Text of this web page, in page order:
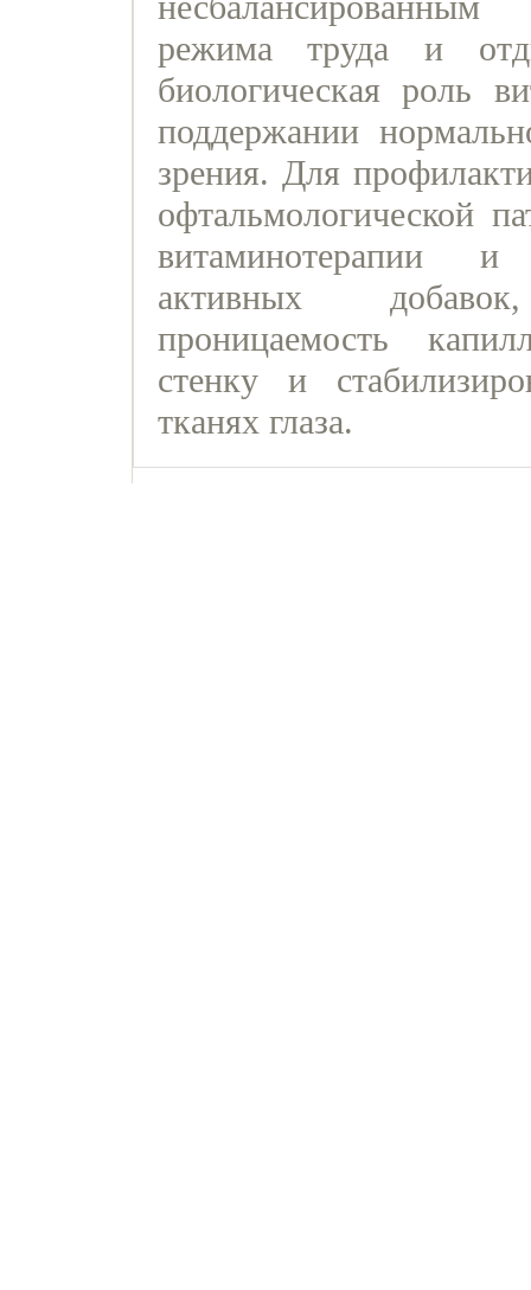
режима труда и
биологическая роль
поддержании
зрения. Для
офтальмологической
витаминотерапии и
активных
проницаемость
стенку и
тканях глаза.